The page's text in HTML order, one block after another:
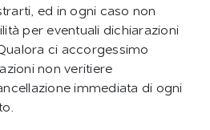
ed in ogni caso non
per eventuali dichiarazioni
ci accorgessimo
non veritiere
immediata di ogni